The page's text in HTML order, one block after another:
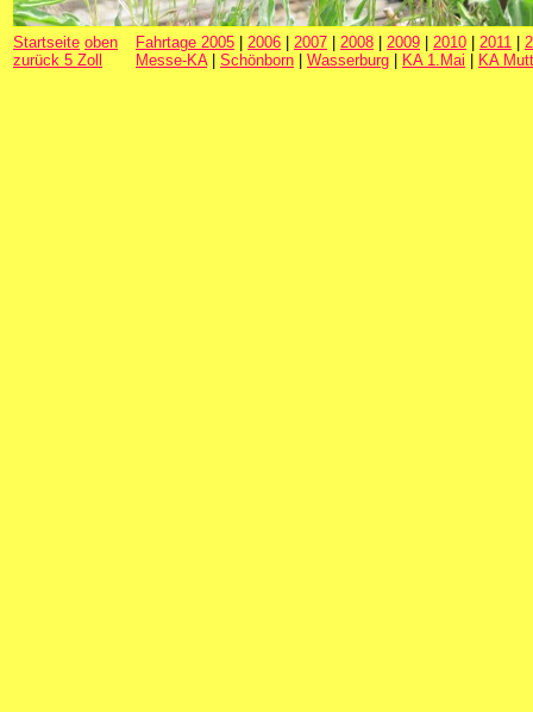
Startseite oben
zurück 5 Zoll
Fahrtage 2005 2006 2007 2008 2009 2010 2011
Messe-KA| Schönborn Wasserburg KA 1.Mai KA